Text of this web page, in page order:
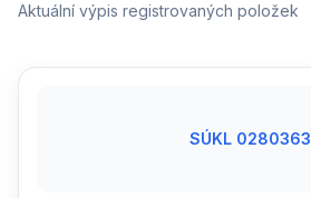
Aktuální výpis registrovaných položek
SÚKL 0280363